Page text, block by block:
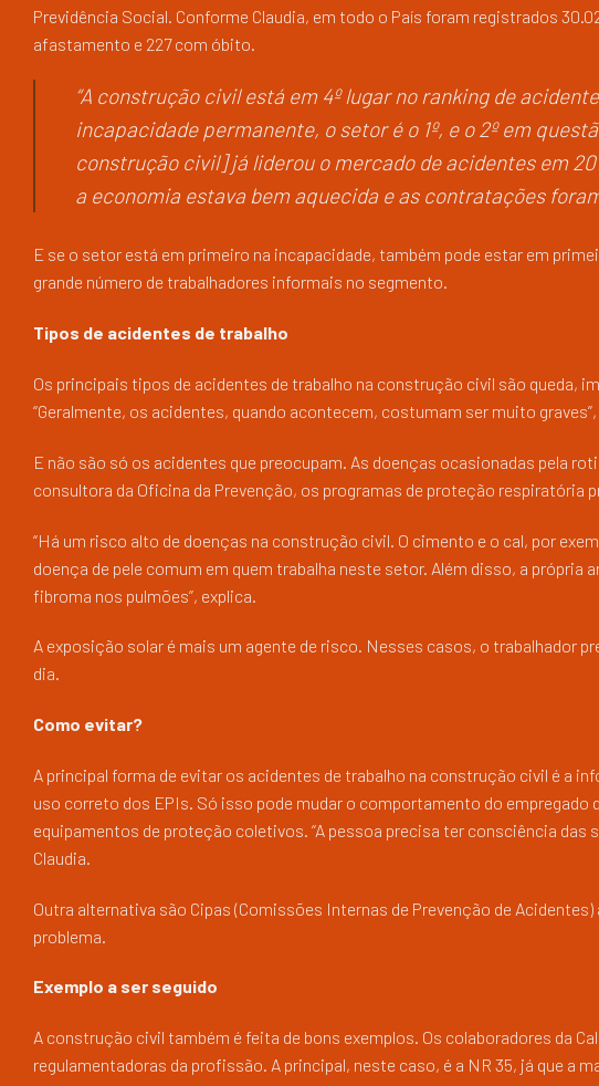
Previdência Social. Conforme Claudia, em todo o País foram registrados
afastamento e 227 com óbito.
“A construção civil está em 4º lugar no ranking de
incapacidade permanente, o setor é o 1º, e o 2º em
construção civil] já liderou o mercado de acidentes em
a economia estava bem aquecida e as contratações
E se o setor está em primeiro na incapacidade, também pode estar em
grande número de trabalhadores informais no segmento.
Tipos de acidentes de trabalho
Os principais tipos de acidentes de trabalho na construção civil são queda,
“Geralmente, os acidentes, quando acontecem, costumam ser muito
E não são só os acidentes que preocupam. As doenças ocasionadas pela
consultora da Oficina da Prevenção, os programas de proteção respiratória
“Há um risco alto de doenças na construção civil. O cimento e o cal, por
doença de pele comum em quem trabalha neste setor. Além disso, a própria
fibroma nos pulmões”, explica.
A exposição solar é mais um agente de risco. Nesses casos, o trabalhador
dia.
Como evitar?
A principal forma de evitar os acidentes de trabalho na construção civil é a
uso correto dos EPIs. Só isso pode mudar o comportamento do empregado
equipamentos de proteção coletivos. “A pessoa precisa ter consciência das
Claudia.
Outra alternativa são Cipas (Comissões Internas de Prevenção de
problema.
Exemplo a ser seguido
A construção civil também é feita de bons exemplos. Os colaboradores da
regulamentadoras da profissão. A principal, neste caso, é a NR 35, já que a